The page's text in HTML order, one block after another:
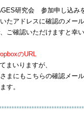
研究会 参加申し込み
たアドレスに確認のメー
ご確認いただけますと幸い
のURL
まいり ますが、
まにもこちらの確認メー
す。